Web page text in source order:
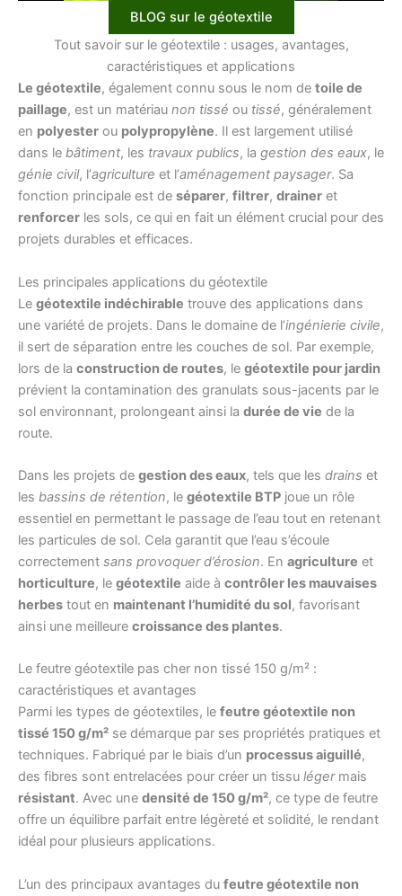
BLOG sur le géotextile
Tout savoir sur le géotextile : usages, avantages,
caractéristiques et applications
Le géotextile, également connu sous le nom de toile de
paillage, est un matériau non tissé ou tissé, généralement
en polyester ou polypropylène. Il est largement utilisé
dans le bâtiment, les travaux publics, la gestion des eaux, le
génie civil, l’agriculture et l’aménagement paysager. Sa
fonction principale est de séparer, filtrer, drainer et
renforcer les sols, ce qui en fait un élément crucial pour des
projets durables et efficaces.
Les principales applications du géotextile
Le géotextile indéchirable trouve des applications dans
une variété de projets. Dans le domaine de l’ingénierie civile,
il sert de séparation entre les couches de sol. Par exemple,
lors de la construction de routes, le géotextile pour jardin
prévient la contamination des granulats sous-jacents par le
sol environnant, prolongeant ainsi la durée de vie de la
route.
Dans les projets de gestion des eaux, tels que les drains et
les bassins de rétention, le géotextile BTP joue un rôle
essentiel en permettant le passage de l’eau tout en retenant
les particules de sol. Cela garantit que l’eau s’écoule
correctement sans provoquer d’érosion. En agriculture et
horticulture, le géotextile aide à contrôler les mauvaises
herbes tout en maintenant l’humidité du sol, favorisant
ainsi une meilleure croissance des plantes.
Le feutre géotextile pas cher non tissé 150 g/m² :
caractéristiques et avantages
Parmi les types de géotextiles, le feutre géotextile non
tissé 150 g/m² se démarque par ses propriétés pratiques et
techniques. Fabriqué par le biais d’un processus aiguillé,
des fibres sont entrelacées pour créer un tissu légermais
résistant. Avec une densité de 150 g/m², ce type de feutre
offre un équilibre parfait entre légèreté et solidité, le rendant
idéal pour plusieurs applications.
L’un des principaux avantages du feutre géotextile non